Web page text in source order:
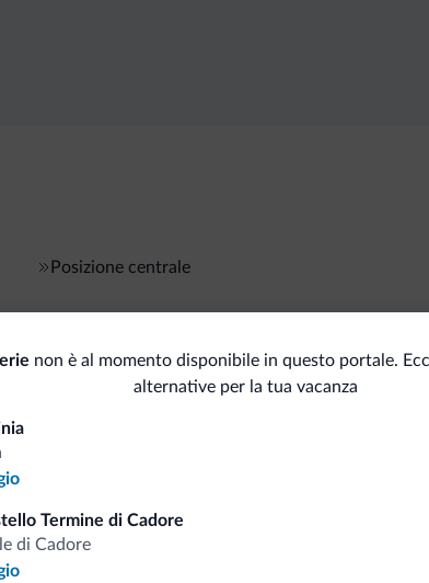
Posizione centrale
non è al momento disponibile in questo portale.
alternative per la tua vacanza
Termine di Cadore
di Cadore